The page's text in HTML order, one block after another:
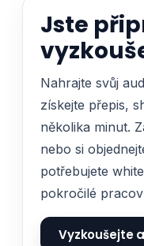
Jste
Nahrajte svůj
získejte přepis,
několika minut.
nebo si
potřebujete
pokročilé
Vyzkoušejte